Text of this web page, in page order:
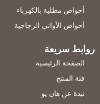
أحواض مطلية بالكهرباء
أحواض الأواني الزجاجية
روابط سريعة
الصفحة الرئيسية
فئة المنتج
نبذة عن هان يو